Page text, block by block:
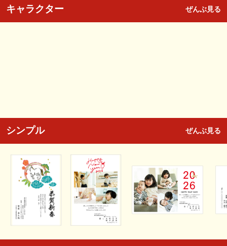
キャラクター ぜんぶ見る
シンプル ぜんぶ見る